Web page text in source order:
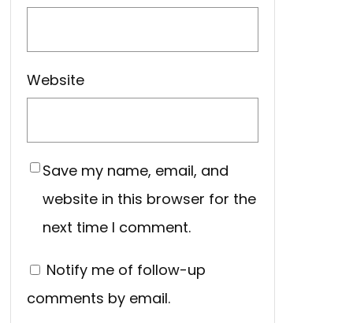
Website
Save my name, email, and
website in this browser for the
next time I comment.
Notify me of follow-up
comments by email.